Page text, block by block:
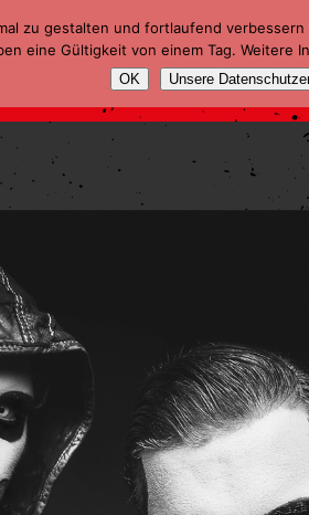
zu gestalten und fortlaufend
eine Gültigkeit von einem Tag.
OK Unsere